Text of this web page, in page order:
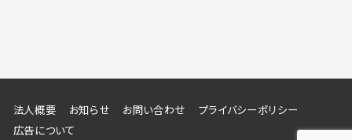
法人概要 お知らせ お問い合わせ
プライバシーポリシー
広告について